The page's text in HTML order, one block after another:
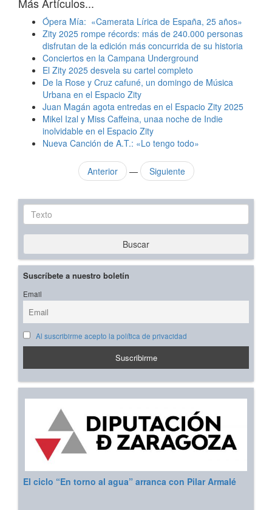
Ópera Mía: «Camerata Lírica de España, 25 años»
Zity 2025 rompe récords: más de 240.000 personas
disfrutan de la edición más concurrida de su historia
Conciertos en la Campana Underground
El Zity 2025 desvela su cartel completo
De la Rose y Cruz cafuné, un domingo de Música
Urbana en el Espacio Zity
Juan Magán agota entredas en el Espacio Zity 2025
Mikel Izal y Miss Caffeina, unaa noche de Indie
inolvidable en el Espacio Zity
Nueva Canción de A.T.: «Lo tengo todo»
Anterior — Siguiente
Texto
Buscar
Suscríbete a nuestro boletín
Email
Al suscribirme acepto la política de privacidad
El ciclo “En torno al agua” arranca con Pilar Armalé